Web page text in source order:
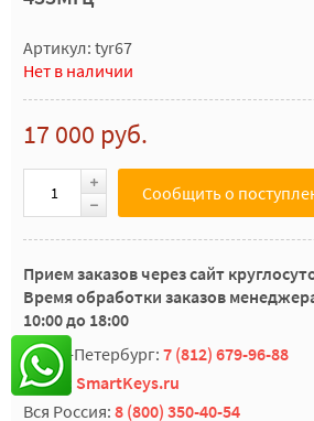
Артикул: tyr67
Нет в наличии
17 000 руб.
Сообщить о
Прием заказов через сайт
Время обработки заказов
10:00 до 18:00
Санкт-Петербург: 7 (812) 679-96-88
Skype: SmartKeys.ru
Вся Россия: 8 (800) 350-40-54